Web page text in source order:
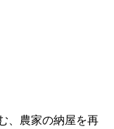
、農家の納屋を再